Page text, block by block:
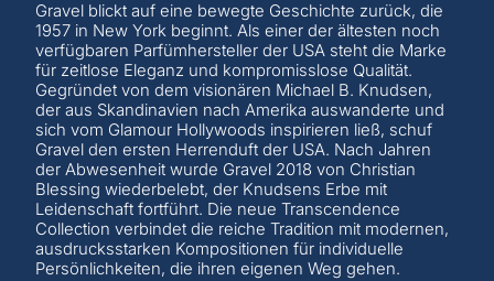
Gravel blickt auf eine bewegte Geschichte zurück, die
1957 in New York beginnt. Als einer der ältesten noch
verfügbaren Parfümhersteller der USA steht die Marke
für zeitlose Eleganz und kompromisslose Qualität.
Gegründet von dem visionären Michael B. Knudsen,
der aus Skandinavien nach Amerika auswanderte und
sich vom Glamour Hollywoods inspirieren ließ, schuf
Gravel den ersten Herrenduft der USA. Nach Jahren
der Abwesenheit wurde Gravel 2018 von Christian
Blessing wiederbelebt, der Knudsens Erbe mit
Leidenschaft fortführt. Die neue Transcendence
Collection verbindet die reiche Tradition mit modernen,
ausdrucksstarken Kompositionen für individuelle
Persönlichkeiten, die ihren eigenen Weg gehen.